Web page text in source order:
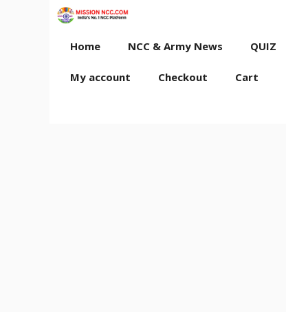
Home NCC & Army News QUIZ
My account Checkout Cart